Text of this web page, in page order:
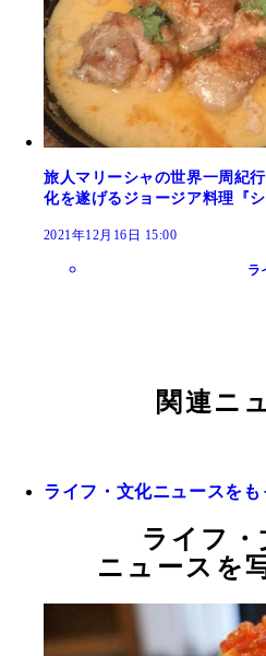
旅人マリーシャの世界一周紀
化を遂げるジョージア料理『
2021年12月16日 15:00
ラ
関連ニ
ライフ・文化ニュースをも
ライフ・
ニュースを